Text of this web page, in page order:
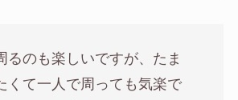
るのも楽しいですが、たま
くて一人で周っても気楽で